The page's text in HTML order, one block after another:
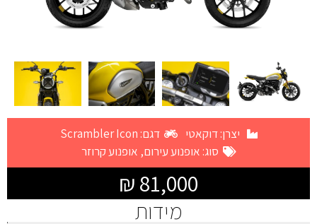
יצרן:דוקאטי
דגם: Scrambler Icon
סוג: אופנוע עירום, אופנוע קרוזר
81,000 ₪
מידות